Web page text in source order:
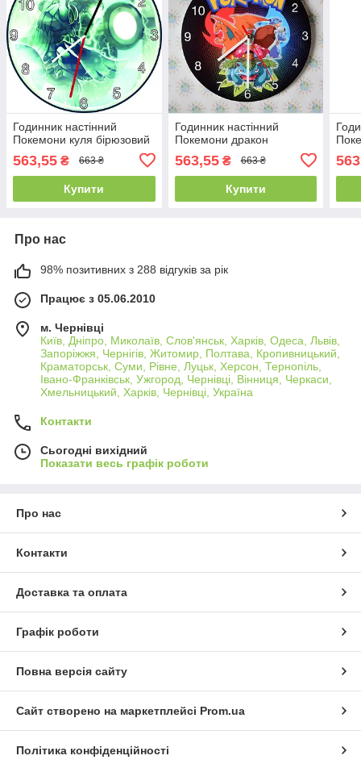
Годинник настінний
Покемони куля бірюзовий
563,55 ₴ 663 ₴
Купити
Годинник настінний
Покемони дракон
563,55₴ 663 ₴
Купити
Про нас
98% позитивних з 288 відгуків за рік
Працює з 05.06.2010
м. Чернівці
Київ, Дніпро, Миколаїв, Слов'янськ, Харків, Одеса, Львів,
Запоріжжя, Чернігів, Житомир, Полтава, Кропивницький,
Краматорськ, Суми, Рівне, Луцьк, Херсон, Тернопіль,
Івано-Франківськ, Ужгород, Чернівці, Вінниця, Черкаси,
Хмельницький, Харків, Чернівці, Україна
Контакти
Сьогодні вихідний
Показати весь графік роботи
Про нас
Контакти
Доставка та оплата
Графік роботи
Повна версія сайту
Сайт створено на маркетплейсі Prom.ua
Політика конфіденційності